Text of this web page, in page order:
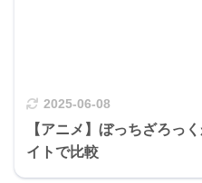
2025-06-08
【アニメ】ぼっちざろっ
イトで比較